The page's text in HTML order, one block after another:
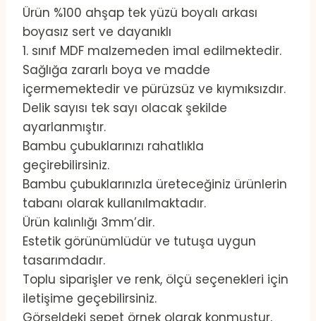
Ürün %100 ahşap tek yüzü boyalı arkası
boyasız sert ve dayanıklı
1. sınıf MDF malzemeden imal edilmektedir.
Sağlığa zararlı boya ve madde
içermemektedir ve pürüzsüz ve kıymıksızdır.
Delik sayısı tek sayı olacak şekilde
ayarlanmıştır.
Bambu çubuklarınızı rahatlıkla
geçirebilirsiniz.
Bambu çubuklarınızla üreteceğiniz ürünlerin
tabanı olarak kullanılmaktadır.
Ürün kalınlığı 3mm’dir.
Estetik görünümlüdür ve tutuşa uygun
tasarımdadır.
Toplu siparişler ve renk, ölçü seçenekleri için
iletişime geçebilirsiniz.
Görseldeki sepet örnek olarak konmuştur,